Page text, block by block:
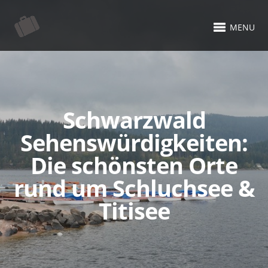
MENU
Schwarzwald
Sehenswürdigkeiten:
Die schönsten Orte
rund um Schluchsee &
Titisee